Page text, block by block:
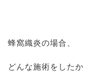
蜂窩織炎の場合、
どんな施術をしたか